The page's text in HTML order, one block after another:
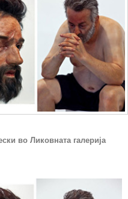
во Ликовната галерија